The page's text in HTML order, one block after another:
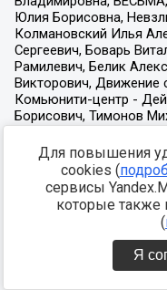
Для повышения
cookies (
сервисы
которые также
(
Я